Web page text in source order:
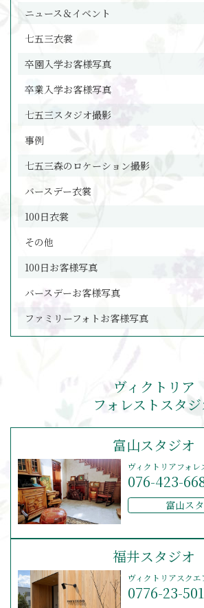
ニュース＆イベント
七五三衣裳
卒園入学お客様写真
卒業入学お客様写真
七五三スタジオ撮影
事例
七五三森のロケーション撮影
バースデー衣裳
100日衣裳
その他
100日お客様写真
バースデーお客様写真
ファミリーフォトお客様写真
ヴィクトリア
フォレストスタ
富山スタジオ
ヴィクトリアフォレ
076-423-
富山ス
福井スタジオ
ヴィクトリアスクエ
0776-23-